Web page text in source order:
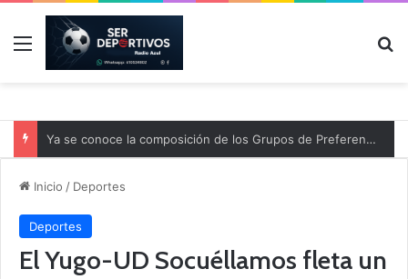
Menú
Ya se conoce la composición de los Grupos de Preferente y el calendario
Inicio / Deportes
Deportes
El Yugo-UD Socuéllamos fleta un